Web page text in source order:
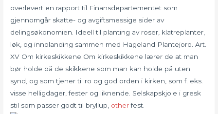
overlevert en rapport til Finansdepartementet som
gjennomgår skatte- og avgiftsmessige sider av
delingsøkonomien. Ideell til planting av roser, klatreplanter,
løk, og innblanding sammen med Hageland Plantejord. Art.
XV Om kirkeskikkene Om kirkeskikkene lærer de at man
bør holde på de skikkene som man kan holde på uten
synd, og som tjener til ro og god orden i kirken, som f. eks.
visse helligdager, fester og liknende. Selskapskjole i gresk
stil som passer godt til bryllup, otherfest.